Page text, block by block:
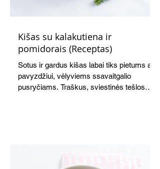
Kišas su kalakutiena ir
pomidorais (Receptas)
Sotus ir gardus kišas labai tiks pietums ar,
pavyzdžiui, vėlyviems ssavaitgalio
pusryčiams. Traškus, sviestinės tešlos
gražiai supjaustyti. Net ir šaltas kišas tiks